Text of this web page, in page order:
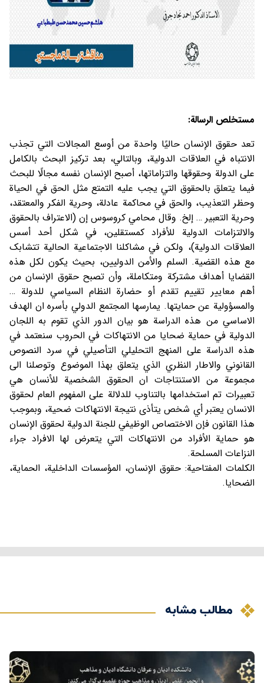
مستخلص الرسالة:
تعد حقوق الإنسان حاليًا واحدة من أوسع المجالات التي تجذب
الانتباه في العلاقات الدولية، وبالتالي، بعد ترکيز البحث بالکامل
على الدولة وحقوقها والتزاماتها، أصبح الإنسان نفسه مجالًا للبحث
فيما يتعلق بالحقوق التي يجب عليه التمتع مثل الحق في الحياة
وحظر التعذيب، والحق في محاکمة عادلة، وحرية الفکر والمعتقد،
وحرية التعبير … إلخ. وقال محامي کروسوس إن (الاعتراف بالحقوق
والالتزامات الدولية للأفراد کمستقلين، في شکل أحد أسس
العلاقات الدولية)، ولکن في مشاکلنا الاجتماعية الحالية تتشابک
مع هذه القضية. السلم والأمن الدوليين، بحيث يکون لکل هذه
القضايا أهداف مشترکة ومتکاملة، وأن تصبح حقوق الإنسان من
أهم معايير تقييم تقدم أو حضارة النظام السياسي للدولة …
والمسؤولية عن حمايتها. يمارسها المجتمع الدولي بأسره ان الهدف
الاساسي من هذه الدراسة هو بيان الدور الذي تقوم به اللجان
الدولية في حماية ضحايا من الانتهاکات في الحروب سنعتمد في
هذه الدراسة على المنهج التحليلي التأصيلي في سرد النصوص
القانوني والاطار النظري الذي يتعلق بهذا الموضوع وتوصلنا الى
مجموعة من الاستنتاجات ان الحقوق الشخصية للأنسان هي
تعبيرات تم استخدامها بالتناوب للدلالة على المفهوم العام لحقوق
الانسان يعتبر أي شخص يتأذى نتيجة الانتهاکات ضحية، وبموجب
هذا القانون فإن الاختصاص الوظيفي للجنة الدولية لحقوق الإنسان
هو حماية الأفراد من الانتهاکات التي يتعرض لها الافراد جراء
النزاعات المسلحة.
الکلمات المفتاحية: حقوق الإنسان، المؤسسات الداخلية، الحماية،
الضحايا.
مطالب مشابه